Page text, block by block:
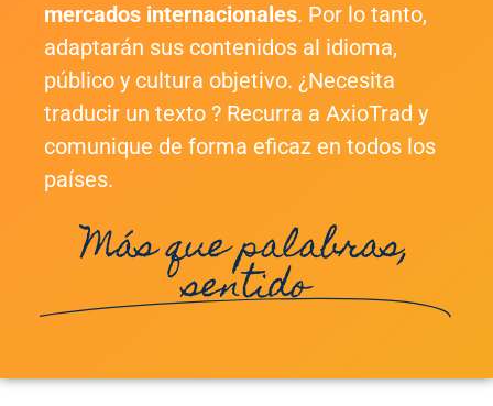
mercados internacionales. Por lo tanto,
adaptarán sus contenidos al idioma,
público y cultura objetivo. ¿Necesita
traducir un texto ? Recurra a AxioTrad y
comunique de forma eficaz en todos los
países.
Más que palabras,
sentido